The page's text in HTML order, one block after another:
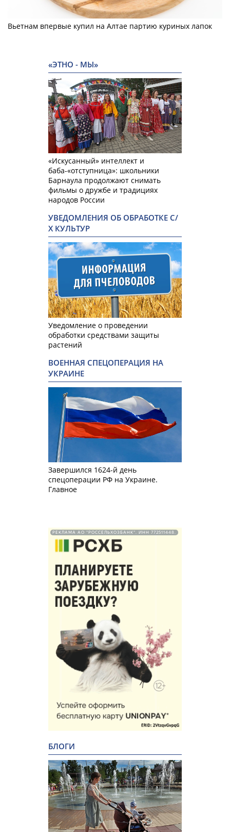
Вьетнам впервые купил на Алтае партию куриных лапок
«ЭТНО - МЫ»
«Искусанный» интеллект и
баба-«отступница»: школьники
Барнаула продолжают снимать
фильмы о дружбе и традициях
народов России
УВЕДОМЛЕНИЯ ОБ ОБРАБОТКЕ С/
Х КУЛЬТУР
Уведомление о проведении
обработки средствами защиты
растений
ВОЕННАЯ СПЕЦОПЕРАЦИЯ НА
УКРАИНЕ
Завершился 1624-й день
спецоперации РФ на Украине.
Главное
РЕКЛАМА АО "РОССЕЛЬХОЗБАНК". ИНН 772511448.
БЛОГИ